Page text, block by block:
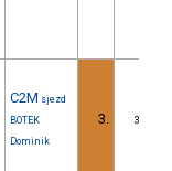
C2M sjezd
BOTEK
Dominik
3. 3/ZS